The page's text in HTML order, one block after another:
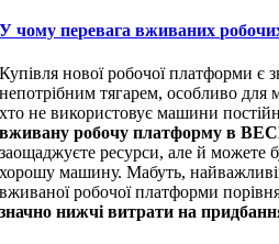
У чому перевага вживаних
Купівля нової робочої платформи є
непотрібним тягарем, особливо для
хто не використовує машини
вживану робочу платформу в
заощаджуєте ресурси, але й можете
хорошу машину. Мабуть,
вживаної робочої платформи
значно нижчі витрати на